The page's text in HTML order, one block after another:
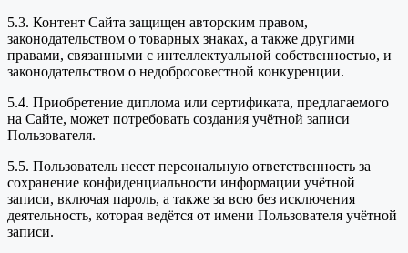
5.3. Контент Сайта защищен авторским правом,
законодательством о товарных знаках, а также другими
правами, связанными с интеллектуальной собственностью, и
законодательством о недобросовестной конкуренции.
5.4. Приобретение диплома или сертификата, предлагаемого
на Сайте, может потребовать создания учётной записи
Пользователя.
5.5. Пользователь несет персональную ответственность за
сохранение конфиденциальности информации учётной
записи, включая пароль, а также за всю без исключения
деятельность, которая ведётся от имени Пользователя учётной
записи.